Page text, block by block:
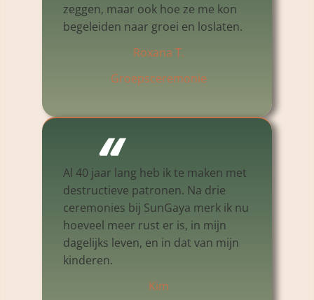
zeggen, maar ook hoe ze me kon
begeleiden naar groei en loslaten.
Roxana T.
Groepsceremonie
“
Al 40 jaar lang heb ik te maken met
destructieve patronen. Na drie
ceremonies bij SunGaya merk ik nu
hoeveel meer rust er is, in mijn
dagelijks leven, en in dat van mijn
kinderen.
Kim